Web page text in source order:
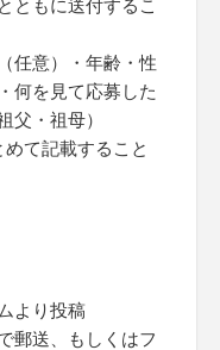
ともに送付するこ
任意）・年齢・性
何を見て応募した
父・祖母）
て記載すること
より投稿
郵送、もしくはフ